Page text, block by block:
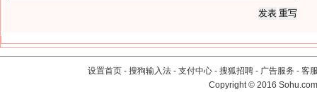
设置首页 - 搜狗输入法 - 支付中心 - 搜狐招聘 - 广告服务 - 客
Copyright©2016